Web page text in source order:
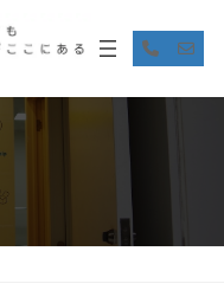
ア
イ
コ
リ
ア
イ
コ
リ